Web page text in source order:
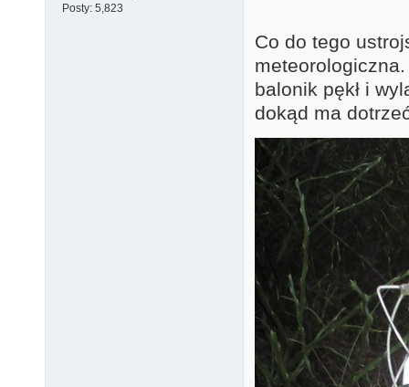
Posty: 5,823
Co do tego
balonik pękł i
dokąd ma